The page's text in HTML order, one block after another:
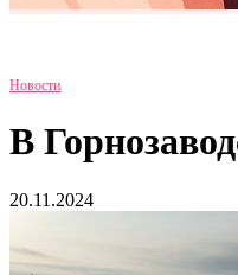
Новости
В
20.11.2024